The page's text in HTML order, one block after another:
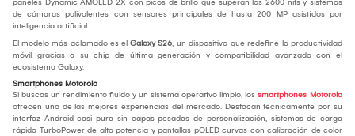
paneles Dynamic AMOLED 2X con picos de brillo que superan los 2600 nits y sistemas
de cámaras polivalentes con sensores principales de hasta 200 MP asistidos por
inteligencia artificial.
El modelo más aclamado es el Galaxy S26, un dispositivo que redefine la productividad
móvil gracias a su chip de última generación y compatibilidad avanzada con el
ecosistema Galaxy.
Smartphones Motorola
Si buscas un rendimiento fluido y un sistema operativo limpio, los smartphones Motorola
ofrecen una de las mejores experiencias del mercado. Destacan técnicamente por su
interfaz Android casi pura sin capas pesadas de personalización, sistemas de carga
rápida TurboPower de alta potencia y pantallas pOLED curvas con calibración de color